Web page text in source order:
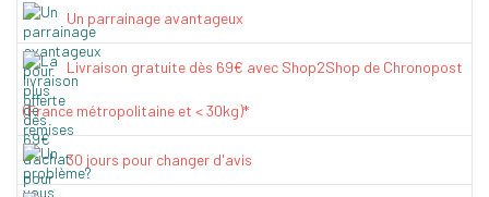
Un parrainage avantageux
Livraison gratuite dès 69€ avec Shop2Shop de Chronopost
(France métropolitaine et < 30kg)*
30 jours pour changer d'avis